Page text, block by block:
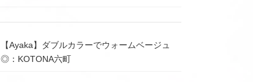
【Ayaka】ダブルカラーでウォームベージュ
◎：KOTONA六町